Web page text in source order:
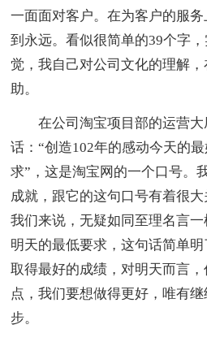
一面面对客户。在为客户的服
到永远。看似很简单的39个字
觉，我自己对公司文化的理解
助。
在公司淘宝项目部的运营大
话：“创造102年的感动今天的
求”，这是淘宝网的一个口号。
成就，跟它的这句口号有着很
我们来说，无疑如同至理名言
明天的最低要求，这句话简单
取得最好的成绩，对明天而言
点，我们要想做得更好，唯有
步。